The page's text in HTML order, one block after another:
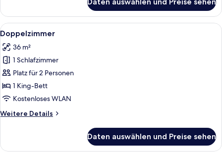
Doppelzimmer
Alle
Fotos
für
Doppelzimmer
anzeigen
Ein modernes Badezimmer mit
8
Doppelzimmer
36 m²
1 Schlafzimmer
Platz für 2 Personen
1 King-Bett
Kostenloses WLAN
Weitere Details
Weitere
Daten auswählen und Preise sehen